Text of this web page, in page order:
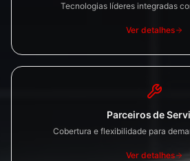
Tecnologias líderes integradas
Ver detalhes
Parceiros de
Cobertura e flexibilidade para
Ver detalhes